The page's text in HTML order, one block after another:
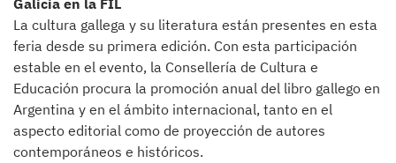
Galicia en la FIL
La cultura gallega y su literatura están presentes en esta
feria desde su primera edición. Con esta participación
estable en el evento, la Consellería de Cultura e
Educación procura la promoción anual del libro gallego en
Argentina y en el ámbito internacional, tanto en el
aspecto editorial como de proyección de autores
contemporáneos e históricos.